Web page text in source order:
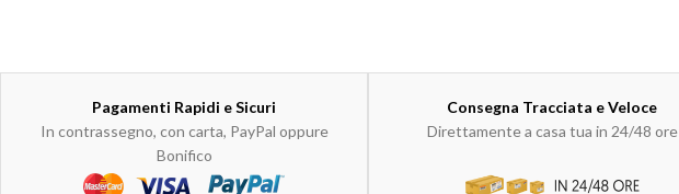
Pagamenti Rapidi e Sicuri
In contrassegno, con carta, PayPal oppure
Bonifico
Consegna Tracciata e Veloce
Direttamente a casa tua in 24/48 ore